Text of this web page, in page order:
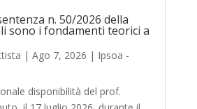
n. 50/2026 della
sono i fondamenti teorici a
| Ago 7, 2026 | Ipsoa -
disponibilità del prof.